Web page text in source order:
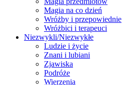
Magia na co dzień
Wróżby i przepowiednie
Wróżbici i terapeuci
Niezwykli/Niezwykłe
Ludzie i życie
Znani i lubiani
Zjawiska
Podróże
Wierzenia